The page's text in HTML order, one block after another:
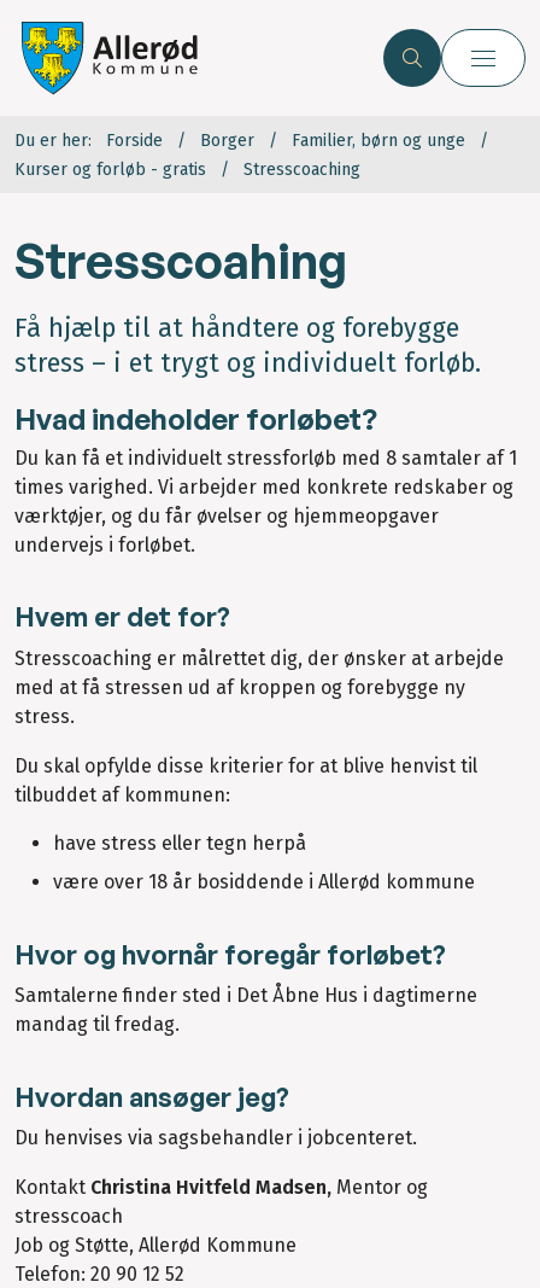
Du er her: Forside Borger
Familier, børn og unge
Kurser og forløb - gratis
Stresscoaching
Stresscoahing
Få hjælp til at håndtere og forebygge
stress – i et trygt og individuelt forløb.
Hvad indeholder forløbet?
Du kan få et individuelt stressforløb med 8 samtaler af 1
times varighed. Vi arbejder med konkrete redskaber og
værktøjer, og du får øvelser og hjemmeopgaver
undervejs i forløbet.
Hvem er det for?
Stresscoaching er målrettet dig, der ønsker at arbejde
med at få stressen ud af kroppen og forebygge ny
stress.
Du skal opfylde disse kriterier for at blive henvist til
tilbuddet af kommunen:
have stress eller tegn herpå
være over 18 år bosiddende i Allerød kommune
Hvor og hvornår foregår forløbet?
Samtalerne finder sted i Det Åbne Hus i dagtimerne
mandag til fredag.
Hvordan ansøger jeg?
Du henvises via sagsbehandler i jobcenteret.
Kontakt Christina Hvitfeld Madsen, Mentor og
stresscoach
Job og Støtte, Allerød Kommune
Telefon: 20 90 12 52